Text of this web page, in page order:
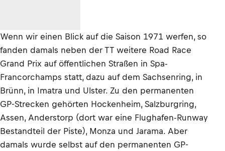
Wenn wir einen Blick auf die Saison 1971 werfen, so
fanden damals neben der TT weitere Road Race
Grand Prix auf öffentlichen Straßen in Spa-
Francorchamps statt, dazu auf dem Sachsenring, in
Brünn, in Imatra und Ulster. Zu den permanenten
GP-Strecken gehörten Hockenheim, Salzburgring,
Assen, Anderstorp (dort war eine Flughafen-Runway
Bestandteil der Piste), Monza und Jarama. Aber
damals wurde selbst auf den permanenten GP-